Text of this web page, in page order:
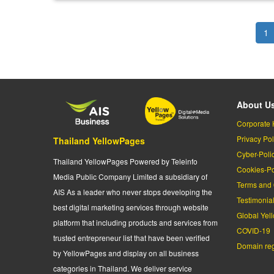
1
Thailand YellowPages
Thailand YellowPages Powered by Teleinfo
Media Public Company Limited a subsidiary of
AIS As a leader who never stops developing the
best digital marketing services through website
platform that including products and services from
trusted entrepreneur list that have been verified
by YellowPages and display on all business
categories in Thailand. We deliver service
About
Corporate
Privacy
Cyber-
Cookies-
Terms
Testimonial
Global
COVID-19
Domain